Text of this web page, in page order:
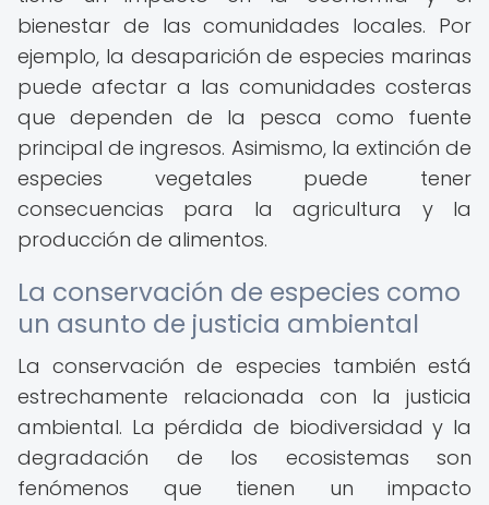
bienestar de las comunidades locales. Por
ejemplo, la desaparición de especies marinas
puede afectar a las comunidades costeras
que dependen de la pesca como fuente
principal de ingresos. Asimismo, la extinción de
especies vegetales puede tener
consecuencias para la agricultura y la
producción de alimentos.
La conservación de especies como
un asunto de justicia ambiental
La conservación de especies también está
estrechamente relacionada con la justicia
ambiental. La pérdida de biodiversidad y la
degradación de los ecosistemas son
fenómenos que tienen un impacto